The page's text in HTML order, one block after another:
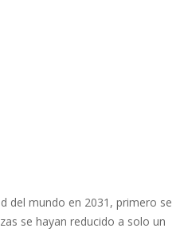
del mundo en 2031, primero se
se hayan reducido a solo un